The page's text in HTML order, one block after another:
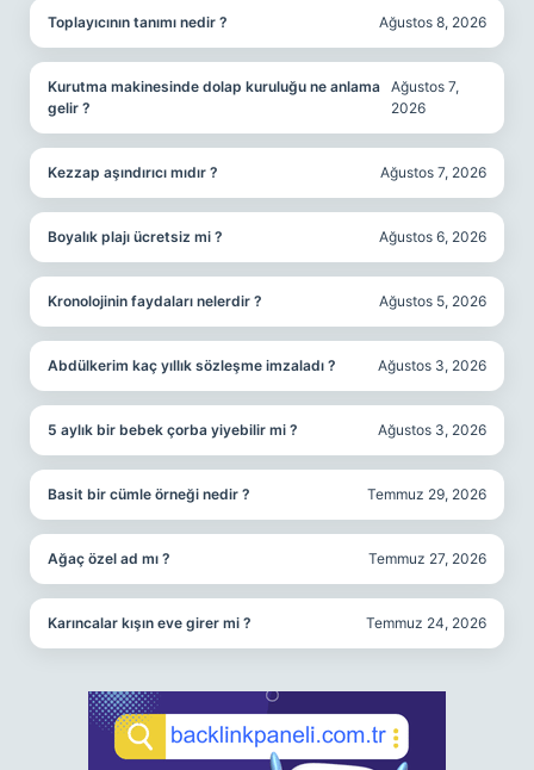
Toplayıcının tanımı nedir ? Ağustos 8, 2026
Kurutma makinesinde dolap kuruluğu ne anlama
gelir ?
Ağustos 7,
2026
Kezzap aşındırıcı mıdır ? Ağustos 7, 2026
Boyalık plajı ücretsiz mi ? Ağustos 6, 2026
Kronolojinin faydaları nelerdir ? Ağustos 5, 2026
Abdülkerim kaç yıllık sözleşme imzaladı ? Ağustos 3, 2026
5 aylık bir bebek çorba yiyebilir mi ? Ağustos 3, 2026
Basit bir cümle örneği nedir ? Temmuz 29, 2026
Ağaç özel ad mı ? Temmuz 27, 2026
Karıncalar kışın eve girer mi ? Temmuz 24, 2026